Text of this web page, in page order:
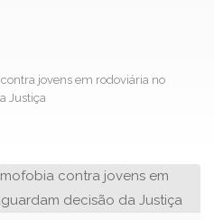
jovens em rodoviária no
Justiça